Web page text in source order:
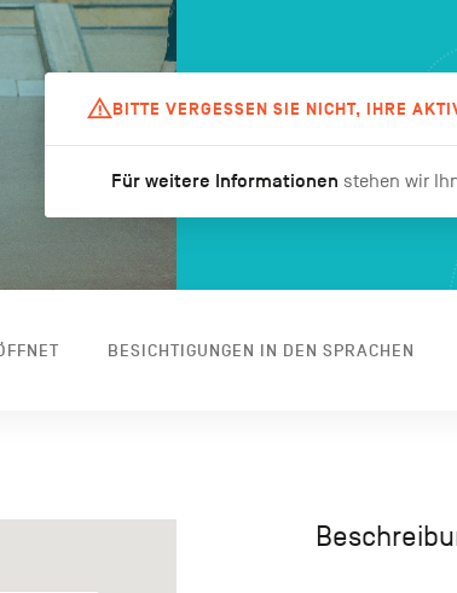
BITTE VERGESSEN SIE NICHT, IHRE
Für weitere Informationen stehen wir
BESICHTIGUNGEN IN DEN SPRACHEN